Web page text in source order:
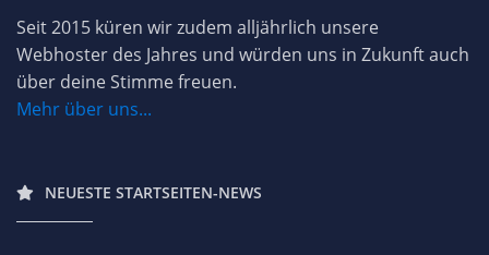
Seit 2015 küren wir zudem alljährlich unsere
Webhoster des Jahres und würden uns in Zukunft auch
über deine Stimme freuen.
Mehr über uns...
NEUESTE STARTSEITEN-NEWS